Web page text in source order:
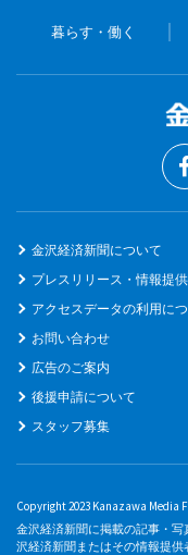
暮らす・働く
金沢経済新聞について
プレスリリース・情報提
アクセスデータの利用に
お問い合わせ
広告のご案内
後援申請について
スタッフ募集
Copyright 2023 Kanazawa Media
金沢経済新聞に掲載の記事・
沢経済新聞またはその情報提供